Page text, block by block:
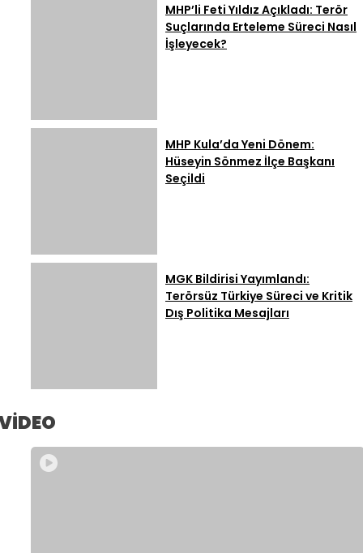
MHP’li Feti Yıldız Açıkladı: Terör
Suçlarında Erteleme Süreci Nasıl
İşleyecek?
MHP Kula’da Yeni Dönem:
Hüseyin Sönmez İlçe Başkanı
Seçildi
MGK Bildirisi Yayımlandı:
Terörsüz Türkiye Süreci ve Kritik
Dış Politika Mesajları